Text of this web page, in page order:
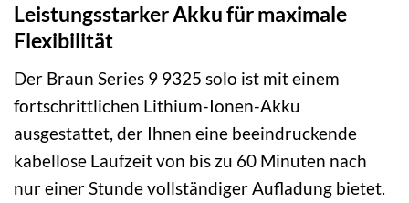
Leistungsstarker Akku für maximale
Flexibilität
Der Braun Series 9 9325 solo ist mit einem
fortschrittlichen Lithium-Ionen-Akku
ausgestattet, der Ihnen eine beeindruckende
kabellose Laufzeit von bis zu 60 Minuten nach
nur einer Stunde vollständiger Aufladung bietet.